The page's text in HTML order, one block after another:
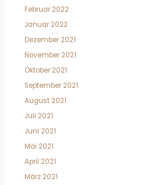
Februar 2022
Januar 2022
Dezember 2021
November 2021
Oktober 2021
September 2021
August 2021
Juli 2021
Juni 2021
Mai 2021
April 2021
März 2021